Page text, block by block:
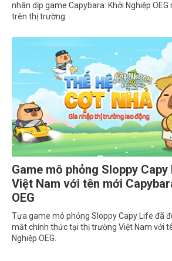
nhân dịp game Capybara: Khởi Nghiệp
trên thị trường.
Game mô phỏng Sloppy
Việt Nam với tên mới
OEG
Tựa game mô phỏng Sloppy Capy Life đã
mắt chính thức tại thị trường Việt Nam với
Nghiệp OEG.